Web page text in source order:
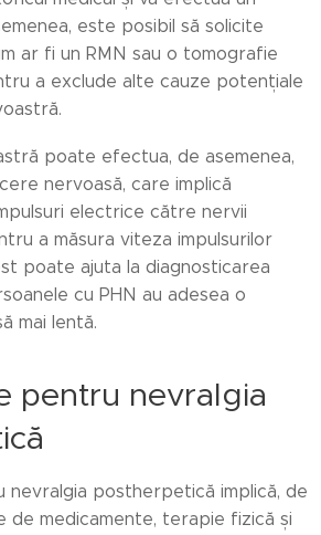
este posibil să solicite
ar fi un RMN sau o tomografie
a exclude alte cauze potențiale
poate efectua, de asemenea,
nervoasă, care implică
electrice către nervii
a măsura viteza impulsurilor
poate ajuta la diagnosticarea
cu PHN au adesea o
mai lentă.
pentru nevralgia
nevralgia postherpetică implică, de
de medicamente, terapie fizică și